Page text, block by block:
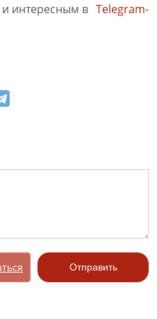
интересным в Telegram-
Отправить